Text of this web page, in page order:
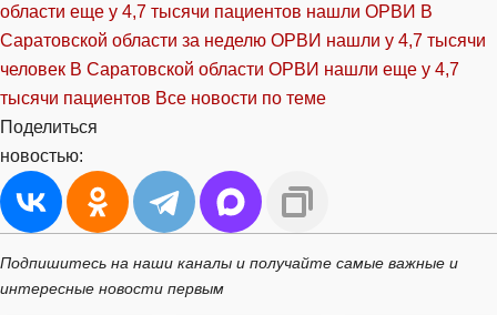
области еще у 4,7 тысячи пациентов нашли ОРВИ В
Саратовской области за неделю ОРВИ нашли у 4,7 тысячи
человек В Саратовской области ОРВИ нашли еще у 4,7
тысячи пациентов Все новости по теме
Поделиться
новостью:
Подпишитесь на наши каналы и получайте самые важные и
интересные новости первым